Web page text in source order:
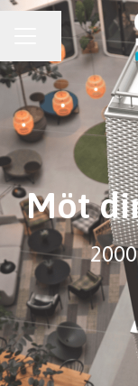
KARRIÄRMENY
Dela sidan
Möt